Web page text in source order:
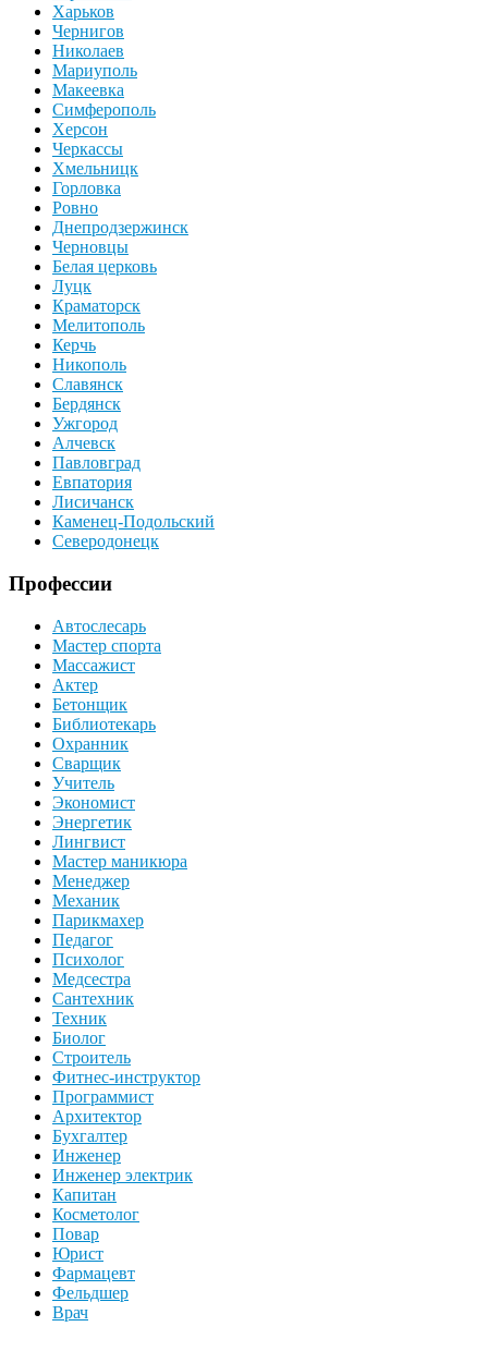
Харьков
Чернигов
Николаев
Мариуполь
Макеевка
Симферополь
Херсон
Черкассы
Хмельницк
Горловка
Ровно
Днепродзержинск
Черновцы
Белая церковь
Луцк
Краматорск
Мелитополь
Керчь
Никополь
Славянск
Бердянск
Ужгород
Алчевск
Павловград
Евпатория
Лисичанск
Каменец-Подольский
Северодонецк
Профессии
Автослесарь
Мастер спорта
Массажист
Актер
Бетонщик
Библиотекарь
Охранник
Сварщик
Учитель
Экономист
Энергетик
Лингвист
Мастер маникюра
Менеджер
Механик
Парикмахер
Педагог
Психолог
Медсестра
Сантехник
Техник
Биолог
Строитель
Фитнес-инструктор
Программист
Архитектор
Бухгалтер
Инженер
Инженер электрик
Капитан
Косметолог
Повар
Юрист
Фармацевт
Фельдшер
Врач